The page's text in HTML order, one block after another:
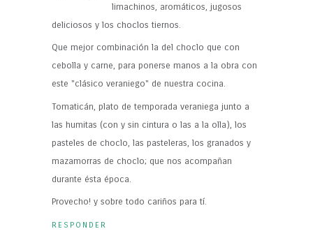
limachinos, aromáticos, jugosos
deliciosos y los choclos tiernos.
Que mejor combinación la del choclo que con
cebolla y carne, para ponerse manos a la obra con
este "clásico veraniego" de nuestra cocina.
Tomaticán, plato de temporada veraniega junto a
las humitas (con y sin cintura o las a la olla), los
pasteles de choclo, las pasteleras, los granados y
mazamorras de choclo; que nos acompañan
durante ésta época.
Provecho! y sobre todo cariños para tí.
RESPONDER